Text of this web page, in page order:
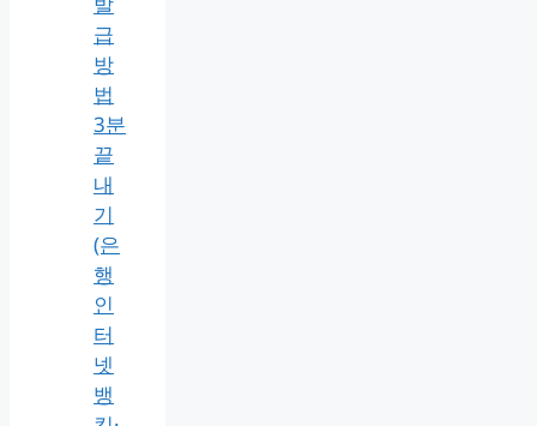
급
방
법
3분
끝
내
기
(은
행
인
터
넷
뱅